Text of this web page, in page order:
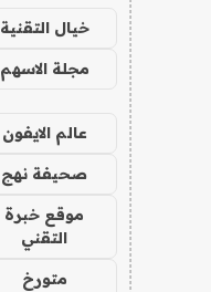
خيال التقنية
مجلة الاسهم
عالم الايفون
صحيفة نهج
موقع خبرة
التقني
متورخ